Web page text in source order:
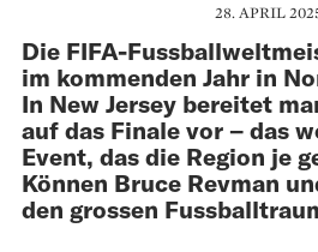
28. APRIL
Die FIFA-
im kommenden Jahr in
In New Jersey bereitet
auf das Finale vor – das
Event, das die Region je
Können Bruce Revman
den grossen